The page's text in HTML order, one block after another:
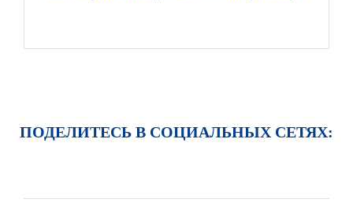
ПОДЕЛИТЕСЬ В СОЦИАЛЬНЫХ СЕТЯХ: